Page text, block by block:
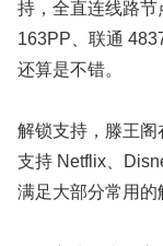
持，全直连线路
163PP、联通
还算是不错。
解锁支持，滕王
支持 Netflix、
满足大部分常用的